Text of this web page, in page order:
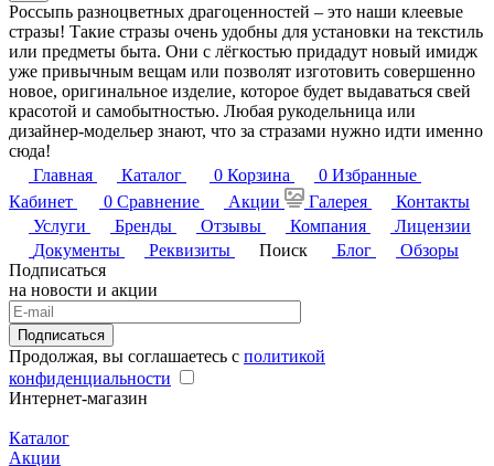
Россыпь разноцветных драгоценностей – это наши клеевые
стразы! Такие стразы очень удобны для установки на текстиль
или предметы быта. Они с лёгкостью придадут новый имидж
уже привычным вещам или позволят изготовить совершенно
новое, оригинальное изделие, которое будет выдаваться свей
красотой и самобытностью. Любая рукодельница или
дизайнер-модельер знают, что за стразами нужно идти именно
сюда!
Главная
Каталог 0 Корзина 0 Избранные
Кабинет
0 Сравнение Акции Галерея
Контакты
Услуги
Бренды Отзывы Компания
Лицензии
Документы
Реквизиты Поиск Блог
Обзоры
Подписаться
на новости и акции
Подписаться
Продолжая, вы соглашаетесь с политикой
конфиденциальности
Интернет-магазин
Каталог
Акции